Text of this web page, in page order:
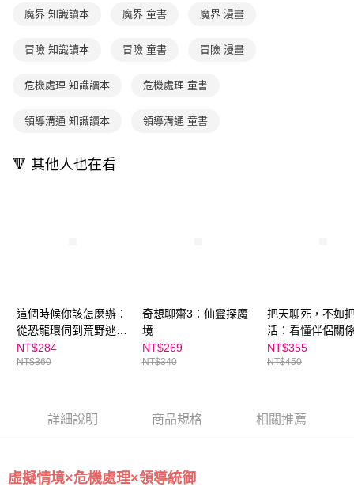
2.透過簡訊連結打開帳單後，可選擇「超商條碼／台灣大直營門市／銀行轉
【注意事項】
用戶於交易時，得透過本服務購買商品或服務，並由商店將買賣／分期付款
2.基於同意付款使用「大哥付你分期」之契約關係目的，商店將以您的個人
資料（包含姓名、電話或地址）提供予台灣大哥大進項蒐集、處理及利用，
3.完整用戶服務條款，請詳閱以下連結：
１．於結帳方式選擇「AFTEE先享後付」後，將跳轉至「AFTEE先享後付」
結帳頁面，進行簡訊認證並確認金額後，即可完成結帳。
３．收到繳費通知簡訊後14天內，點擊此簡訊中的連結，可透過四大超商／
※ 請注意：結帳手續完成當下不需立刻繳費，但若您需要取消訂單，請聯絡
購買商品的店家。未經商家同意取消之訂單仍視為有效，需透過AFTEE先享
※ 交易是否成功請以「AFTEE先享後付 」之結帳頁面顯示為準，若有關於
４．使用「AFTEE先享後付」時，將依據個別帳號之用戶狀況，依本公司即
時審查核予不同之上限額度；若仍有額度不足之情形，本公司將視審查結果
請求用戶進行身份認證。
５．嚴禁一人註冊多個帳號或使用他人資訊註冊。若發現惡意使用之情形，
恩沛科技股份有限公司將有權停止該用戶之使用額度並採取法律行動。
付款後7-11取貨
每筆NT$70，滿NT$800(含以上)免運費
離島宅配（澎湖、金門、馬祖、小琉球；不適用於郵局i郵箱）
海外包裹航空運送
魔界 知識讀本 魔界 童書 魔界 漫畫
冒險 知識讀本 冒險 童書 冒險 漫畫
危機處理 知識讀本 危機處理 童書
領導溝通 知識讀本 領導溝通 童書
🔻 其他人也在看
這個時候你該怎麼辦：
從恐龍環伺到荒野逃生
的生存挑戰
NT$284
NT$360
奇想聊齋3：仙靈探魔
境
NT$269
NT$340
把天聊死，不如
活：看懂伴侶關
局，開展有效溝
局對話
NT$355
NT$450
詳細說明 商品規格 相關推薦
虛擬情境×危機處理×領導統御